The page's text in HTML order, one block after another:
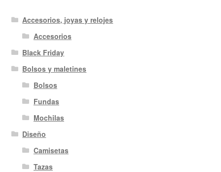
Accesorios, joyas y relojes
Accesorios
Black Friday
Bolsos y maletines
Bolsos
Fundas
Mochilas
Diseño
Camisetas
Tazas